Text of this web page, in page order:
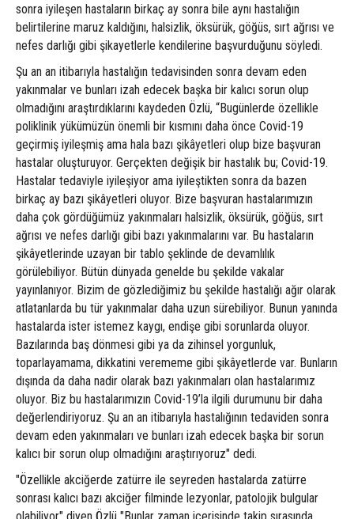
sonra iyileşen hastaların birkaç ay sonra bile aynı hastalığın
belirtilerine maruz kaldığını, halsizlik, öksürük, göğüs, sırt ağrısı ve
nefes darlığı gibi şikayetlerle kendilerine başvurduğunu söyledi.
Şu an an itibarıyla hastalığın tedavisinden sonra devam eden
yakınmalar ve bunları izah edecek başka bir kalıcı sorun olup
olmadığını araştırdıklarını kaydeden Özlü, “Bugünlerde özellikle
poliklinik yükümüzün önemli bir kısmını daha önce Covid-19
geçirmiş iyileşmiş ama hala bazı şikâyetleri olup bize başvuran
hastalar oluşturuyor. Gerçekten değişik bir hastalık bu; Covid-19.
Hastalar tedaviyle iyileşiyor ama iyileştikten sonra da bazen
birkaç ay bazı şikâyetleri oluyor. Bize başvuran hastalarımızın
daha çok gördüğümüz yakınmaları halsizlik, öksürük, göğüs, sırt
ağrısı ve nefes darlığı gibi bazı yakınmalarını var. Bu hastaların
şikâyetlerinde uzayan bir tablo şeklinde de devamlılık
görülebiliyor. Bütün dünyada genelde bu şekilde vakalar
yayınlanıyor. Bizim de gözlediğimiz bu şekilde hastalığı ağır olarak
atlatanlarda bu tür yakınmalar daha uzun sürebiliyor. Bunun yanında
hastalarda ister istemez kaygı, endişe gibi sorunlarda oluyor.
Bazılarında baş dönmesi gibi ya da zihinsel yorgunluk,
toparlayamama, dikkatini verememe gibi şikâyetlerde var. Bunların
dışında da daha nadir olarak bazı yakınmaları olan hastalarımız
oluyor. Biz bu hastalarımızın Covid-19’la ilgili durumunu bir daha
değerlendiriyoruz. Şu an an itibarıyla hastalığının tedaviden sonra
devam eden yakınmaları ve bunları izah edecek başka bir sorun
kalıcı bir sorun olup olmadığını araştırıyoruz" dedi.
"Özellikle akciğerde zatürre ile seyreden hastalarda zatürre
sonrası kalıcı bazı akciğer filminde lezyonlar, patolojik bulgular